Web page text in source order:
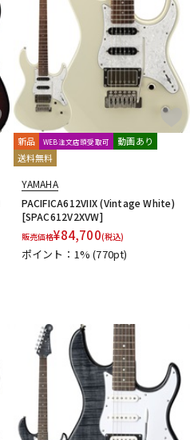
新品 WEB注文店頭受取可
動画あり
送料無料
YAMAHA
PACIFICA612VIIX (Vintage White)
[SPAC612V2XVW]
販売価格¥84,700(税込)
ポイント：1%(770pt)